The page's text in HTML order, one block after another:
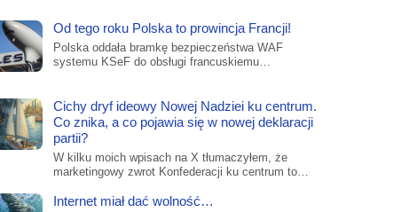
Od tego roku Polska to prowincja Francji!
Polska oddała bramkę bezpieczeństwa WAF
systemu KSeF do obsługi francuskiemu
Cichy dryf ideowy Nowej Nadziei ku centrum.
Co znika, a co pojawia się w nowej deklaracji
partii?
W kilku moich wpisach na X tłumaczyłem, że
marketingowy zwrot Konfederacji ku centrum to
Internet miał dać wolność…